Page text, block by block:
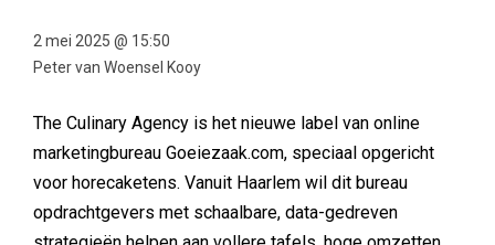
2 mei 2025 @ 15:50
Peter van Woensel Kooy
The Culinary Agency is het nieuwe label van online
marketingbureau Goeiezaak.com, speciaal opgericht
voor horecaketens. Vanuit Haarlem wil dit bureau
opdrachtgevers met schaalbare, data-gedreven